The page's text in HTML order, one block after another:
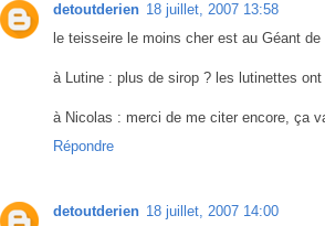
detoutderien 18 juillet, 2007 13:58
le teisseire le moins cher est au Géant
à Lutine : plus de sirop ? les lutinettes
à Nicolas : merci de me citer encore, ça
Répondre
detoutderien 18 juillet, 2007 14:00